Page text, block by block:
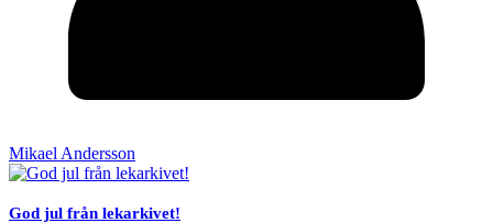
Mikael Andersson
God jul från lekarkivet!